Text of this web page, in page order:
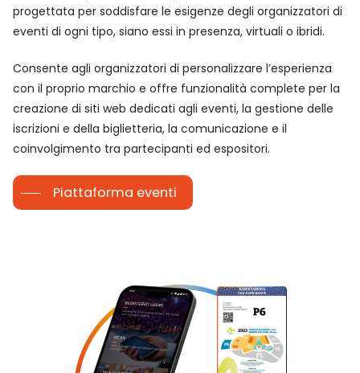
progettata per soddisfare le esigenze degli organizzatori di
eventi di ogni tipo, siano essi in presenza, virtuali o ibridi.
Consente agli organizzatori di personalizzare l’esperienza
con il proprio marchio e offre funzionalità complete per la
creazione di siti web dedicati agli eventi, la gestione delle
iscrizioni e della biglietteria, la comunicazione e il
coinvolgimento tra partecipanti ed espositori.
Piattaforma eventi